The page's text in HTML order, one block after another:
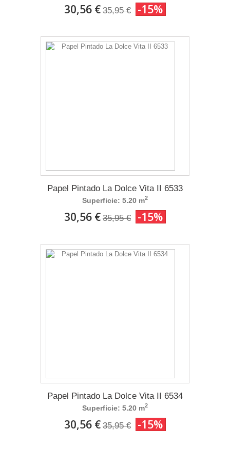
30,56 € 35,95 € -15%
Papel Pintado La Dolce Vita II 6533
Superficie: 5.20 m2
30,56 € 35,95 € -15%
Papel Pintado La Dolce Vita II 6534
Superficie: 5.20 m2
30,56 € 35,95 € -15%